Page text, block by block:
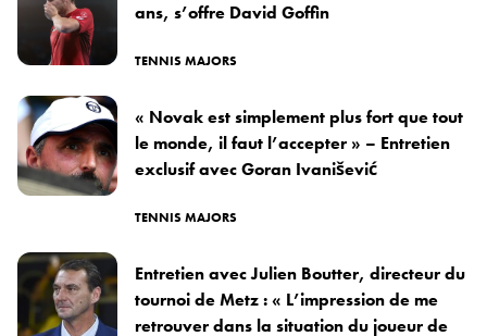
ans, s’offre David Goffin
TENNIS MAJORS
« Novak est simplement plus fort que tout
le monde, il faut l’accepter » – Entretien
exclusif avec Goran Ivanišević
TENNIS MAJORS
Entretien avec Julien Boutter, directeur du
tournoi de Metz : « L’impression de me
retrouver dans la situation du joueur de